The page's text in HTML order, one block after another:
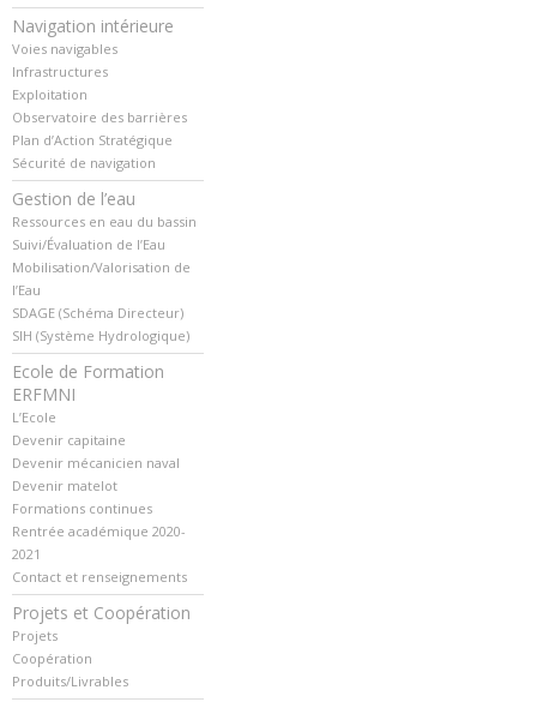
Navigation intérieure
Voies navigables
Infrastructures
Exploitation
Observatoire des barrières
Plan d’Action Stratégique
Sécurité de navigation
Gestion de l’eau
Ressources en eau du bassin
Suivi/Évaluation de l’Eau
Mobilisation/Valorisation de
l’Eau
SDAGE (Schéma Directeur)
SIH (Système Hydrologique)
Ecole de Formation
ERFMNI
L’Ecole
Devenir capitaine
Devenir mécanicien naval
Devenir matelot
Formations continues
Rentrée académique 2020-
2021
Contact et renseignements
Projets et Coopération
Projets
Coopération
Produits/Livrables